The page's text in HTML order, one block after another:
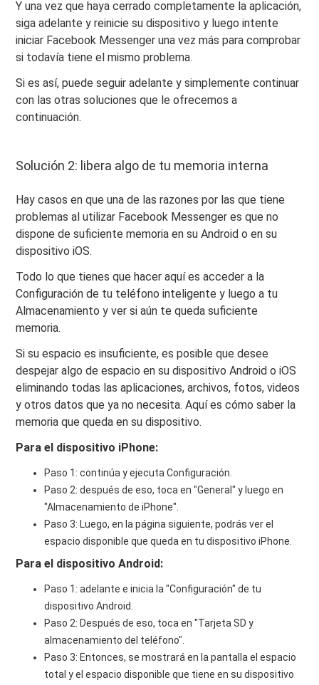
Y una vez que haya cerrado completamente la aplicación,
siga adelante y reinicie su dispositivo y luego intente
iniciar Facebook Messenger una vez más para comprobar
si todavía tiene el mismo problema.
Si es así, puede seguir adelante y simplemente continuar
con las otras soluciones que le ofrecemos a
continuación.
Solución 2: libera algo de tu memoria interna
Hay casos en que una de las razones por las que tiene
problemas al utilizar Facebook Messenger es que no
dispone de suficiente memoria en su Android o en su
dispositivo iOS.
Todo lo que tienes que hacer aquí es acceder a la
Configuración de tu teléfono inteligente y luego a tu
Almacenamiento y ver si aún te queda suficiente
memoria.
Si su espacio es insuficiente, es posible que desee
despejar algo de espacio en su dispositivo Android o iOS
eliminando todas las aplicaciones, archivos, fotos, videos
y otros datos que ya no necesita. Aquí es cómo saber la
memoria que queda en su dispositivo.
Para el dispositivo iPhone:
Paso 1: continúa y ejecuta Configuración.
Paso 2: después de eso, toca en "General" y luego en
"Almacenamiento de iPhone".
Paso 3: Luego, en la página siguiente, podrás ver el
espacio disponible que queda en tu dispositivo iPhone.
Para el dispositivo Android:
Paso 1: adelante e inicia la "Configuración" de tu
dispositivo Android.
Paso 2: Después de eso, toca en "Tarjeta SD y
almacenamiento del teléfono".
Paso 3: Entonces, se mostrará en la pantalla el espacio
total y el espacio disponible que tiene en su dispositivo